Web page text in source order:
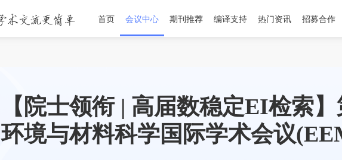
首页 会议中心 期刊推荐 编译支持 热门资讯 招募合作
【院士领衔 | 高届数稳定EI检索】
环境与材料科学国际学术会议